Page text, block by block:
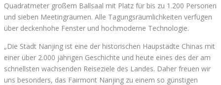
Quadratmeter großem Ballsaal mit Platz für bis zu 1.200 Personen
und sieben Meetingräumen. Alle Tagungsräumlichkeiten verfügen
über deckenhohe Fenster und hochmoderne Technologie.
„Die Stadt Nanjing ist eine der historischen Haupstädte Chinas mit
einer über 2.000 jährigen Geschichte und heute eines des der am
schnellsten wachsenden Reiseziele des Landes. Daher freuen wir
uns besonders, das Fairmont Nanjing zu einem so günstigen